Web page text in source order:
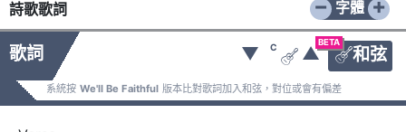
詩歌歌詞 − +
字體
歌詞
BETA
和弦
▼ C
 ▲
系統按 We'll Be Faithful 版本比對歌詞加入和弦，對位或會有偏差